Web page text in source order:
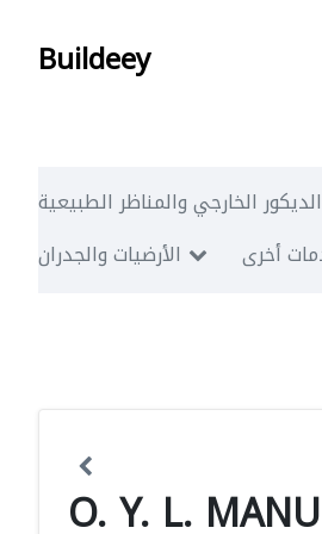
Buildeey
الديكور الخارجي والمناظر الطبيعية
الأرضيات والجدران
أخرى
O. Y. L.